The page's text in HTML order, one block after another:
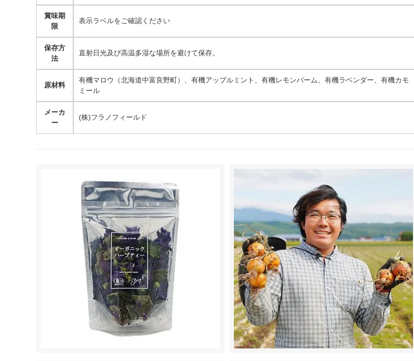
賞味期
限
表示ラベルをご確認ください
保存方
法
直射日光及び高温多湿な場所を避けて保存。
原材料
有機マロウ（北海道中富良野町）、有機アップルミント、有機レモンバーム、有機ラベンダー、有機カモ
ミール
メーカ
ー
(株)フラノフィールド